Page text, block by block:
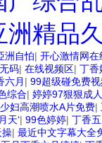
精品
洲自怕| 开心激情网在
码| 在线视频区| 丁香
六月 | 99超级碰免费
综合| 婷婷97狠狠成
妇高潮喷水A片免费|
天‘| 99色婷婷| 丁香
操| 最近中文字幕大全